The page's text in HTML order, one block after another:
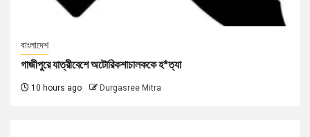
বাংলাদেশ
গাজীপুরে যাত্রীবেশে অটোরিকশাচালককে হ*ত্যা
10 hours ago Durgasree Mitra